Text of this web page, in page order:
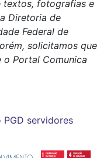
textos, fotografias e
Diretoria de
Federal de
solicitamos que
Portal Comunica
PGD servidores